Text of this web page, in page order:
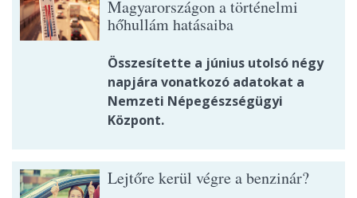
Magyarországon a történelmi
hőhullám hatásaiba
Összesítette a június utolsó négy
napjára vonatkozó adatokat a
Nemzeti Népegészségügyi
Központ.
Lejtőre kerül végre a benzinár?